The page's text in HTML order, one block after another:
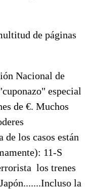
de páginas
Nacional de
especial
de €. Muchos
de los casos están
11-S
los trenes
la